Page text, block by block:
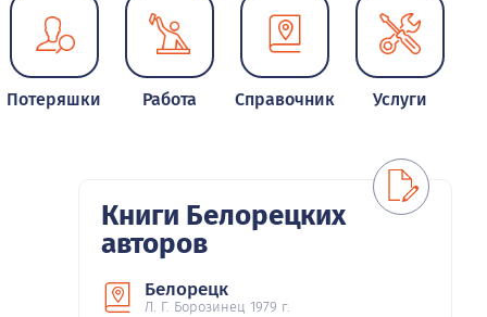
Потеряшки Работа Справочник Услуги
Книги Белорецких
авторов
Белорецк
Л. Г. Борозинец 1979 г.